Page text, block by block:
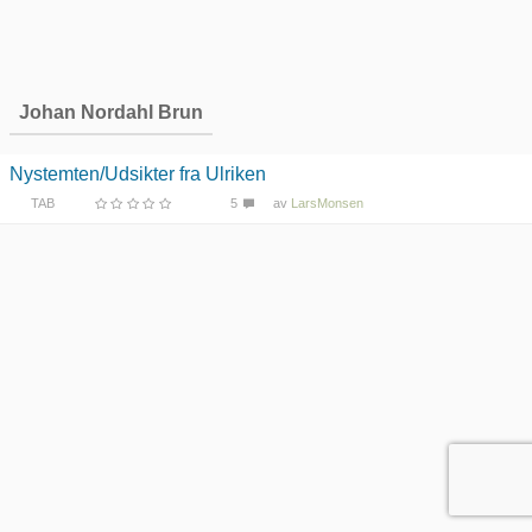
Johan Nordahl Brun
Nystemten/Udsikter fra Ulriken
TAB 5 av LarsMonsen